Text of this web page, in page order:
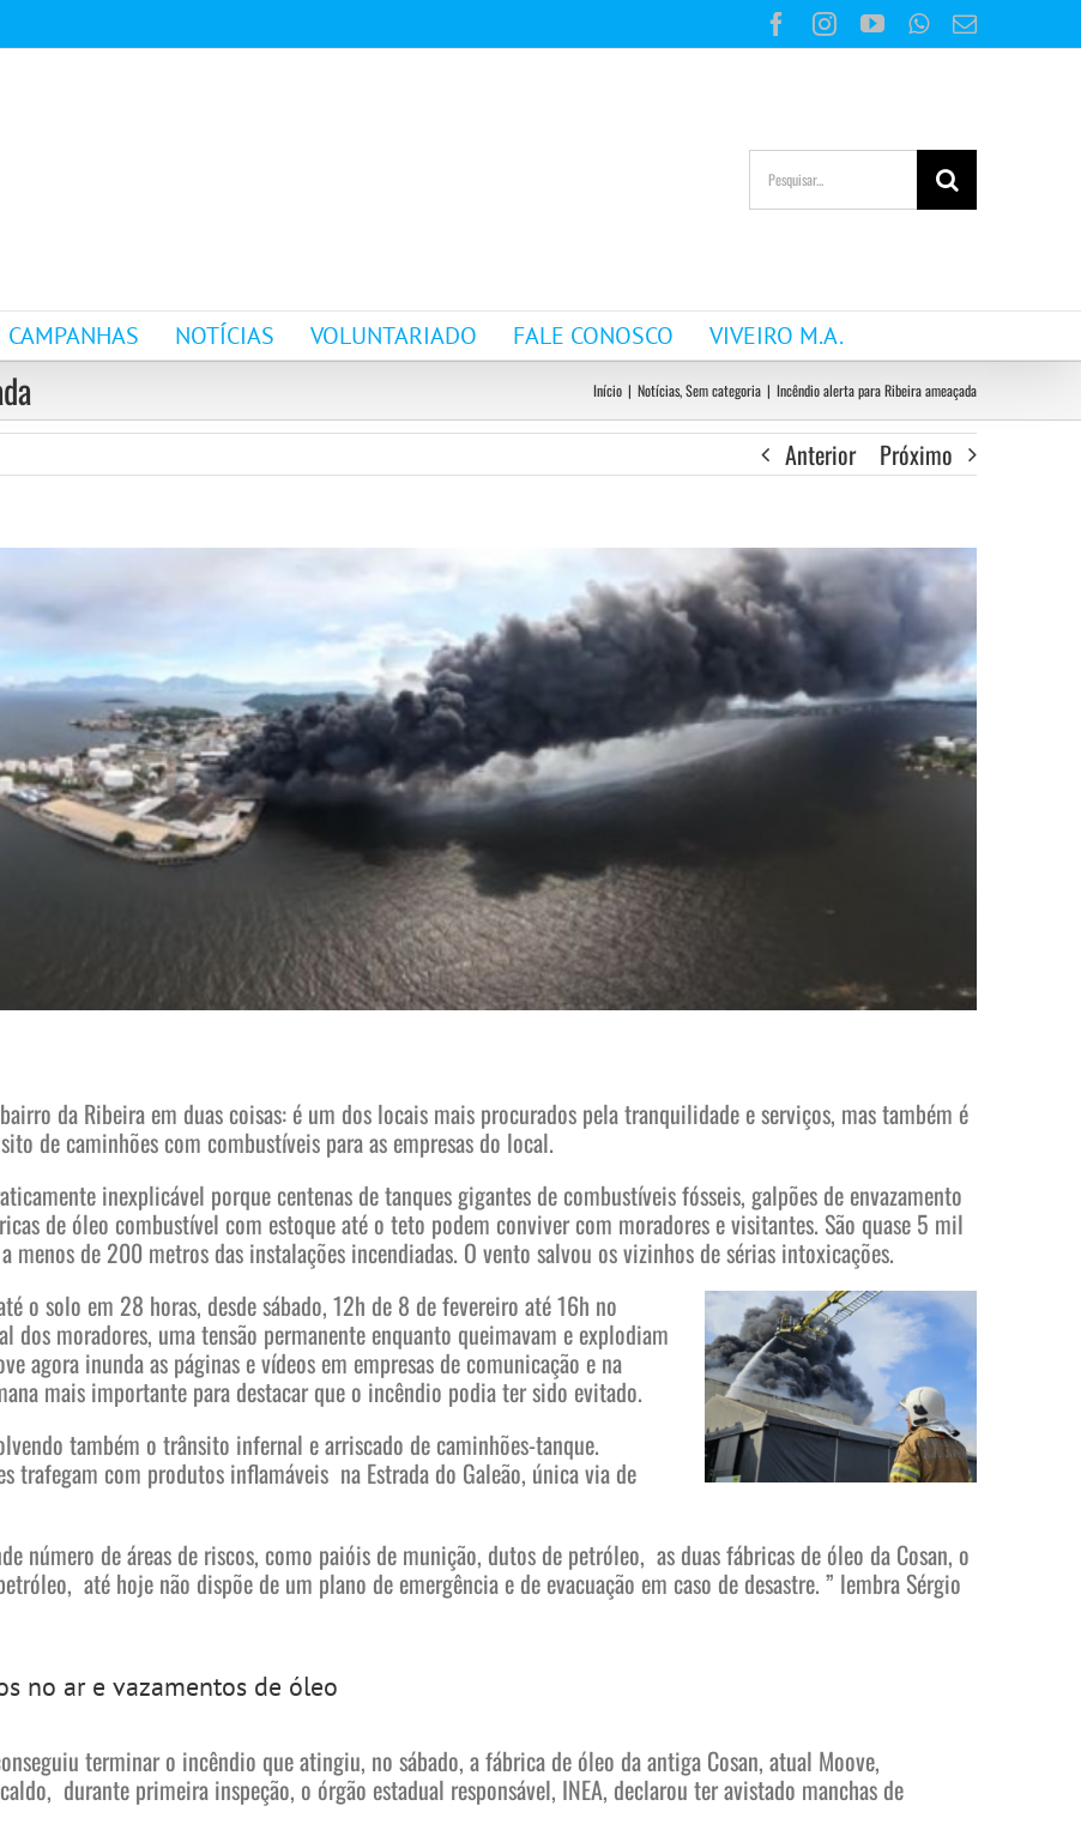
Facebook
Instagram
YouTubeWhatsApp
E-
mail
Buscar
resultados
para:
CAMPANHAS NOTÍCIAS VOLUNTARIADO FALE CONOSCO VIVEIRO M.A.
Início | Notícias,Sem categoria | Incêndio alerta para Ribeira ameaçada
Anterior Próximo
da Ribeira em duas coisas: é um dos locais mais procurados pela tranquilidade e serviços, mas também é
de caminhões com combustíveis para as empresas do local.
inexplicável porque centenas de tanques gigantes de combustíveis fósseis, galpões de envazamento
de óleo combustível com estoque até o teto podem conviver com moradores e visitantes. São quase 5 mil
menos de 200 metros das instalações incendiadas. O vento salvou os vizinhos de sérias intoxicações.
o solo em 28 horas, desde sábado, 12h de 8 de fevereiro até 16h no
dos moradores, uma tensão permanente enquanto queimavam e explodiam
agora inunda as páginas e vídeos em empresas de comunicação e na
mais importante para destacar que o incêndio podia ter sido evitado.
também o trânsito infernal e arriscado de caminhões-tanque.
com produtos inflamáveis na Estrada do Galeão, única via de
número de áreas de riscos, como paióis de munição, dutos de petróleo, as duas fábricas de óleo da Cosan, o
até hoje não dispõe de um plano de emergência e de evacuação em caso de desastre. ” lembra Sérgio
no ar e vazamentos de óleo
terminar o incêndio que atingiu, no sábado, a fábrica de óleo da antiga Cosan, atual Moove,
durante primeira inspeção, o órgão estadual responsável, INEA, declarou ter avistado manchas de